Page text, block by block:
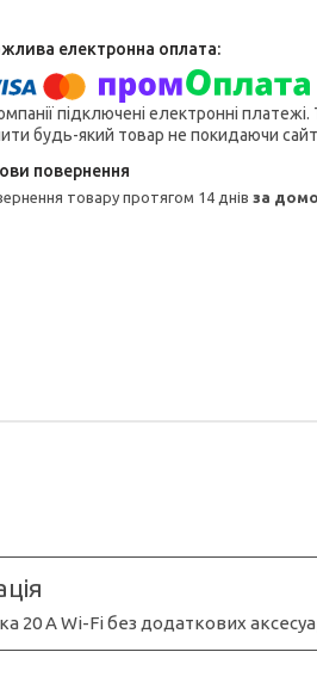
підключені електронні
будь-який товар не покидаючи
товару протягом 14 днів за
20 А Wi-Fi без додаткових